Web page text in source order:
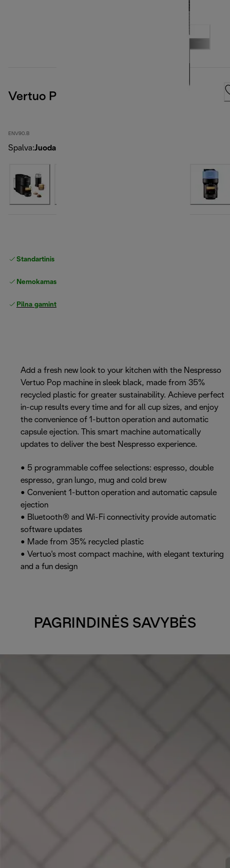
Vertuo Pop, Black
ENV90.B
Spalva:Juoda
Standartinis nemokamas
Nemokamas grąžinimas
Pilna gamintojo garantija
Add a fresh new look to your kitchen with the Nespresso
Vertuo Pop machine in sleek black, made from 35%
recycled plastic for greater sustainability. Achieve perfect
in-cup results every time and for all cup sizes, and enjoy
the convenience of 1-button operation and automatic
capsule ejection. This smart machine automatically
updates to deliver the best Nespresso experience.
• 5 programmable coffee selections: espresso, double
espresso, gran lungo, mug and cold brew
• Convenient 1-button operation and automatic capsule
ejection
• Bluetooth® and Wi-Fi connectivity provide automatic
software updates
• Made from 35% recycled plastic
• Vertuo's most compact machine, with elegant texturing
and a fun design
PAGRINDINĖS SAVYBĖS